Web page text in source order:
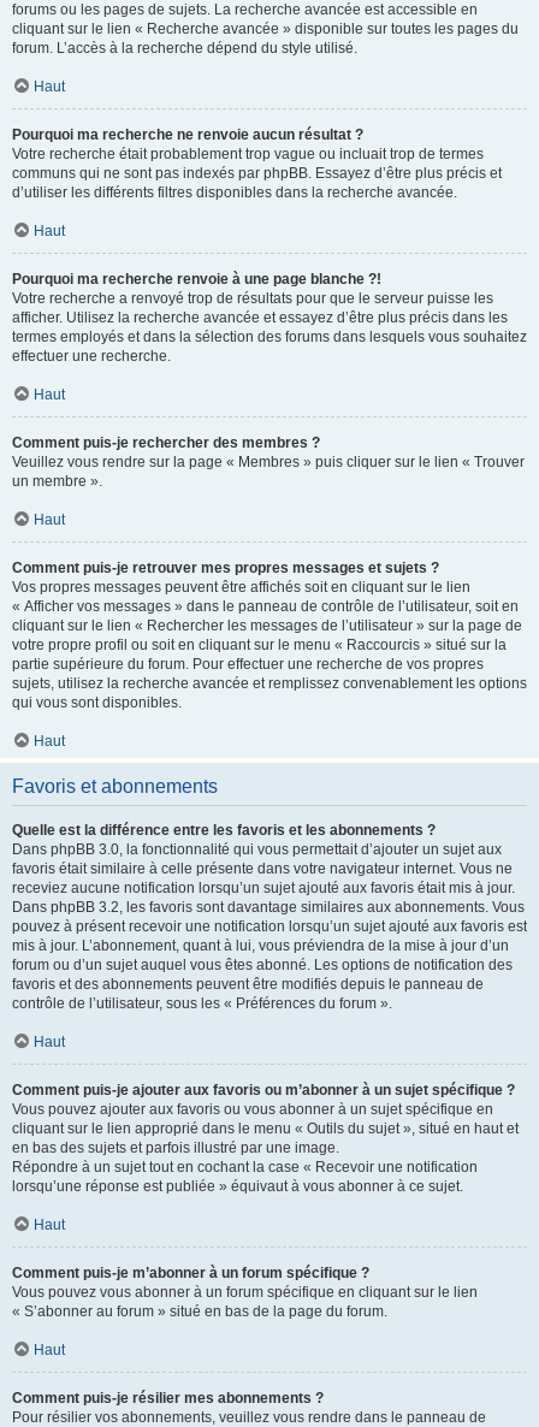
forums ou les pages de sujets. La recherche avancée est accessible en
cliquant sur le lien « Recherche avancée » disponible sur toutes les pages du
forum. L’accès à la recherche dépend du style utilisé.
Haut
Pourquoi ma recherche ne renvoie aucun résultat ?
Votre recherche était probablement trop vague ou incluait trop de termes
communs qui ne sont pas indexés par phpBB. Essayez d’être plus précis et
d’utiliser les différents filtres disponibles dans la recherche avancée.
Haut
Pourquoi ma recherche renvoie à une page blanche ?!
Votre recherche a renvoyé trop de résultats pour que le serveur puisse les
afficher. Utilisez la recherche avancée et essayez d’être plus précis dans les
termes employés et dans la sélection des forums dans lesquels vous souhaitez
effectuer une recherche.
Haut
Comment puis-je rechercher des membres ?
Veuillez vous rendre sur la page « Membres » puis cliquer sur le lien « Trouver
un membre ».
Haut
Comment puis-je retrouver mes propres messages et sujets ?
Vos propres messages peuvent être affichés soit en cliquant sur le lien
« Afficher vos messages » dans le panneau de contrôle de l’utilisateur, soit en
cliquant sur le lien « Rechercher les messages de l’utilisateur » sur la page de
votre propre profil ou soit en cliquant sur le menu « Raccourcis » situé sur la
partie supérieure du forum. Pour effectuer une recherche de vos propres
sujets, utilisez la recherche avancée et remplissez convenablement les options
qui vous sont disponibles.
Haut
Favoris et abonnements
Quelle est la différence entre les favoris et les abonnements ?
Dans phpBB 3.0, la fonctionnalité qui vous permettait d’ajouter un sujet aux
favoris était similaire à celle présente dans votre navigateur internet. Vous ne
receviez aucune notification lorsqu’un sujet ajouté aux favoris était mis à jour.
Dans phpBB 3.2, les favoris sont davantage similaires aux abonnements. Vous
pouvez à présent recevoir une notification lorsqu’un sujet ajouté aux favoris est
mis à jour. L’abonnement, quant à lui, vous préviendra de la mise à jour d’un
forum ou d’un sujet auquel vous êtes abonné. Les options de notification des
favoris et des abonnements peuvent être modifiés depuis le panneau de
contrôle de l’utilisateur, sous les « Préférences du forum ».
Haut
Comment puis-je ajouter aux favoris ou m’abonner à un sujet spécifique ?
Vous pouvez ajouter aux favoris ou vous abonner à un sujet spécifique en
cliquant sur le lien approprié dans le menu « Outils du sujet », situé en haut et
en bas des sujets et parfois illustré par une image.
Répondre à un sujet tout en cochant la case « Recevoir une notification
lorsqu’une réponse est publiée » équivaut à vous abonner à ce sujet.
Haut
Comment puis-je m’abonner à un forum spécifique ?
Vous pouvez vous abonner à un forum spécifique en cliquant sur le lien
« S’abonner au forum » situé en bas de la page du forum.
Haut
Comment puis-je résilier mes abonnements ?
Pour résilier vos abonnements, veuillez vous rendre dans le panneau de